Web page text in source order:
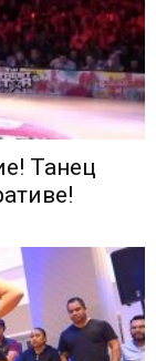
Танец